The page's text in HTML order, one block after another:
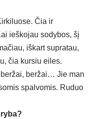
Čia ir
ieškojau sodybos, šį
iškart supratau,
čia kursiu eiles.
beržai… Jie man
spalvomis. Ruduo